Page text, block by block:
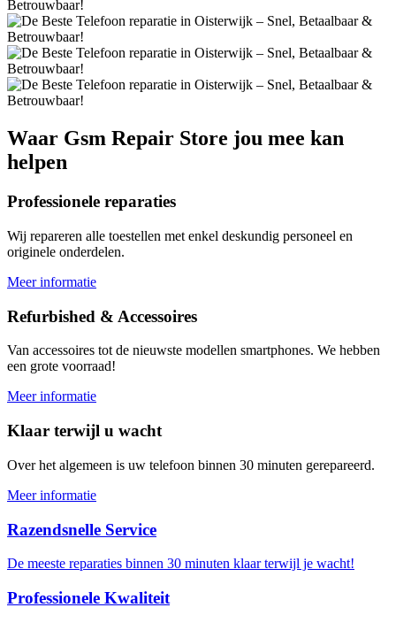
Waar Gsm Repair Store jou mee kan
helpen
Professionele reparaties
Wij repareren alle toestellen met enkel deskundig personeel en
originele onderdelen.
Meer informatie
Refurbished & Accessoires
Van accessoires tot de nieuwste modellen smartphones. We hebben
een grote voorraad!
Meer informatie
Klaar terwijl u wacht
Over het algemeen is uw telefoon binnen 30 minuten gerepareerd.
Meer informatie
Razendsnelle Service
De meeste reparaties binnen 30 minuten klaar terwijl je wacht!
Professionele Kwaliteit